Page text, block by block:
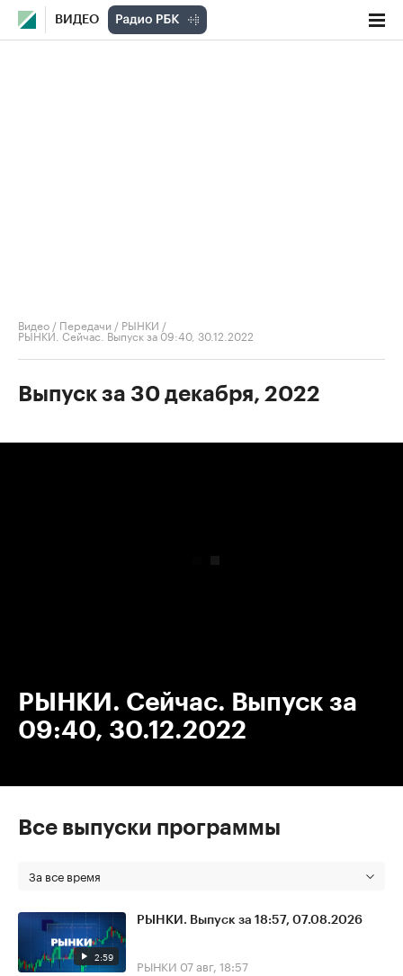
ВИДЕО
Видео / Передачи / РЫНКИ /
РЫНКИ. Сейчас. Выпуск за 09:40, 30.12.2022
Выпуск за 30 декабря, 2022
РЫНКИ. Сейчас. Выпуск за
09:40, 30.12.2022
Все выпуски программы
За все время
2:59
РЫНКИ. Выпуск за 18:57, 07.08.2026
РЫНКИ 07 авг, 18:57